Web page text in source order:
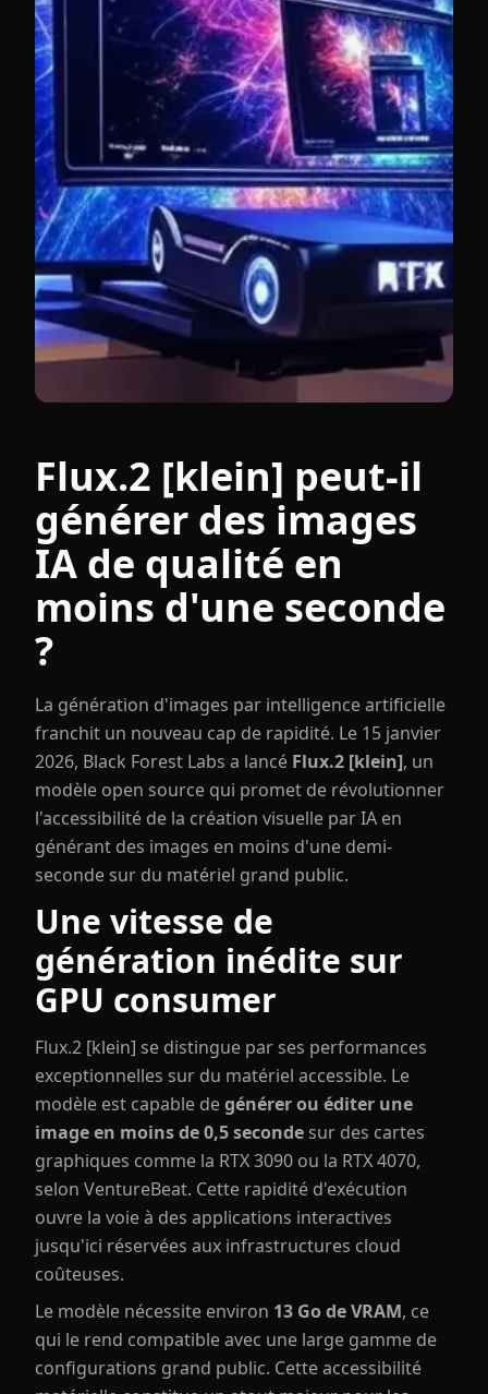
Flux.2 [klein] peut-il
générer des images
IA de qualité en
moins d'une seconde
?
La génération d'images par intelligence artificielle
franchit un nouveau cap de rapidité. Le 15 janvier
2026, Black Forest Labs a lancé Flux.2 [klein], un
modèle open source qui promet de révolutionner
l'accessibilité de la création visuelle par IA en
générant des images en moins d'une demi-
seconde sur du matériel grand public.
Une vitesse de
génération inédite sur
GPU consumer
Flux.2 [klein] se distingue par ses performances
exceptionnelles sur du matériel accessible. Le
modèle est capable degénérer ou éditer une
image en moins de 0,5 seconde sur des cartes
graphiques comme la RTX 3090 ou la RTX 4070,
selon VentureBeat. Cette rapidité d'exécution
ouvre la voie à des applications interactives
jusqu'ici réservées aux infrastructures cloud
coûteuses.
Le modèle nécessite environ 13 Go de VRAM, ce
qui le rend compatible avec une large gamme de
configurations grand public. Cette accessibilité